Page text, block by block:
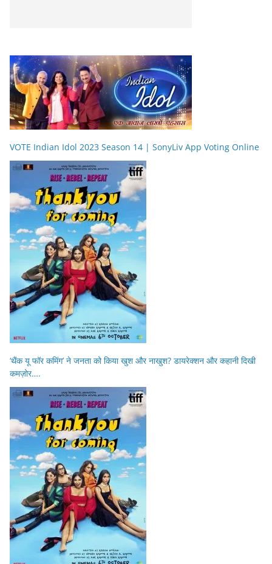
VOTE Indian Idol 2023 Season 14 | SonyLiv App Voting Online
‘थैंक यू फॉर कमिंग’ ने जनता को किया खुश और नाखुश? डायरेक्शन और कहानी दिखी
कमज़ोर….